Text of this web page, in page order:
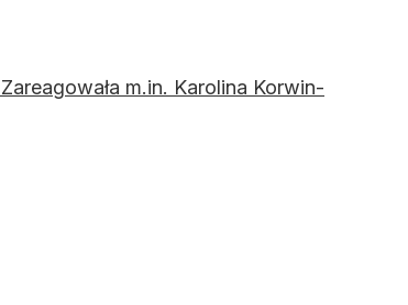
m.in. Karolina Korwin-